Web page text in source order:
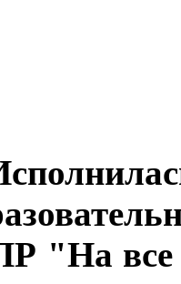
"На все